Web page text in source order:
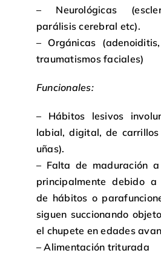
– Neurológicas
parálisis cerebral etc).
– Orgánicas
traumatismos faciales)
Funcionales:
– Hábitos lesivos
labial, digital, de
uñas).
– Falta de maduración
principalmente debido
de hábitos o
siguen succionando
el chupete en edades
– Alimentación triturada